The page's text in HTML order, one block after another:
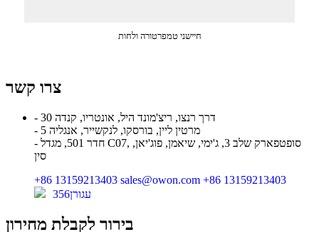
חיישני טמפרטורה ולחות
צרו קשר
- 30 דרך רנצו, ריצ'מונד היל, אונטריו, קנדה
- 5 מרטין ליין, בורסקו, לנקשייר, אנגליה
- חדר 501, מגדל C07, סופטפארק שלב 3, ג'ימי, שיאמן, פוג'יאן,
סין
+86 13159213403 sales@owon.com +86 13159213403
עגורן356
בירור לקבלת מחירון